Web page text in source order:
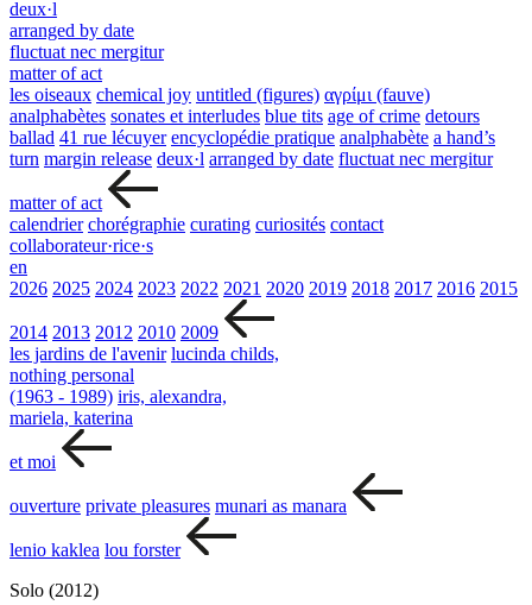
deux·l
arranged by date
fluctuat nec mergitur
matter of act
les oiseaux chemical joy untitled (figures) αγρίμι (fauve)
analphabètes sonates et interludes blue tits age of crime detours
ballad 41 rue lécuyer encyclopédie pratique analphabète a hand’s
turn margin release deux·l arranged by date fluctuat nec mergitur
matter of act
calendrier chorégraphie curating curiosités contact
collaborateur·rice·s
en
2026 2025 2024 2023 2022 2021 2020 2019 2018 2017 2016 2015
2014 2013 2012 2010 2009
les jardins de l'avenir lucinda childs,
nothing personal
(1963 - 1989) iris, alexandra,
mariela, katerina
et moi
ouverture private pleasures munari as manara
lenio kaklea lou forster
Solo (2012)